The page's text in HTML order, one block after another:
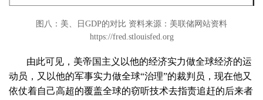
图八：美、日GDP的对比 资料来源：美联储网站资料
https://fred.stlouisfed.org
由此可见，美帝国主义以他的经济实力做全球经济的运
动员，又以他的军事实力做全球“治理”的裁判员，现在他又
依仗着自己高超的覆盖全球的窃听技术去指责追赶的后来者